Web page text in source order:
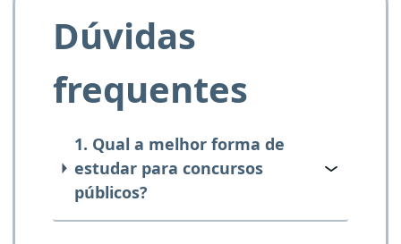
Dúvidas
frequentes
1. Qual a melhor forma de
estudar para concursos
públicos?